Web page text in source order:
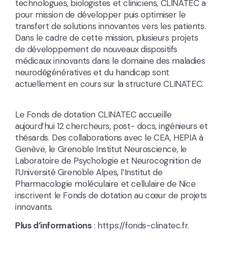
technologues, biologistes et cliniciens, CLINATEC a
pour mission de développer puis optimiser le
transfert de solutions innovantes vers les patients.
Dans le cadre de cette mission, plusieurs projets
de développement de nouveaux dispositifs
médicaux innovants dans le domaine des maladies
neurodégénératives et du handicap sont
actuellement en cours sur la structure CLINATEC.
Le Fonds de dotation CLINATEC accueille
aujourd’hui 12 chercheurs, post- docs, ingénieurs et
thésards. Des collaborations avec le CEA, HEPIA à
Genève, le Grenoble Institut Neuroscience, le
Laboratoire de Psychologie et Neurocognition de
l’Université Grenoble Alpes, l’Institut de
Pharmacologie moléculaire et cellulaire de Nice
inscrivent le Fonds de dotation au cœur de projets
innovants.
Plus d’informations: https://fonds-clinatec.fr.